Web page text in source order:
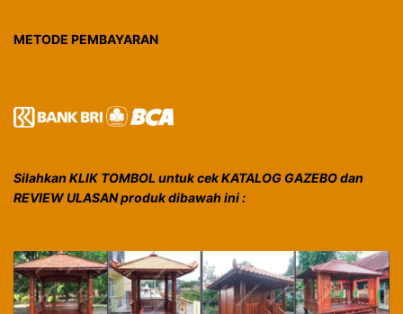
METODE PEMBAYARAN
Silahkan KLIK TOMBOL untuk cek KATALOG GAZEBO dan
REVIEW ULASAN produk dibawah ini :